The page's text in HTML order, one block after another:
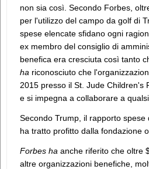
non sia così. Secondo Forbes,
per l'utilizzo del campo da golf di
spese elencate sfidano ogni
ex membro del consiglio di
benefica era cresciuta così tanto
ha riconosciuto che
2015 presso il St. Jude Children's
e si impegna a collaborare a
Secondo Trump, il rapporto
ha tratto profitto dalla fondazione
Forbes ha anche riferito che oltre
altre organizzazioni benefiche,